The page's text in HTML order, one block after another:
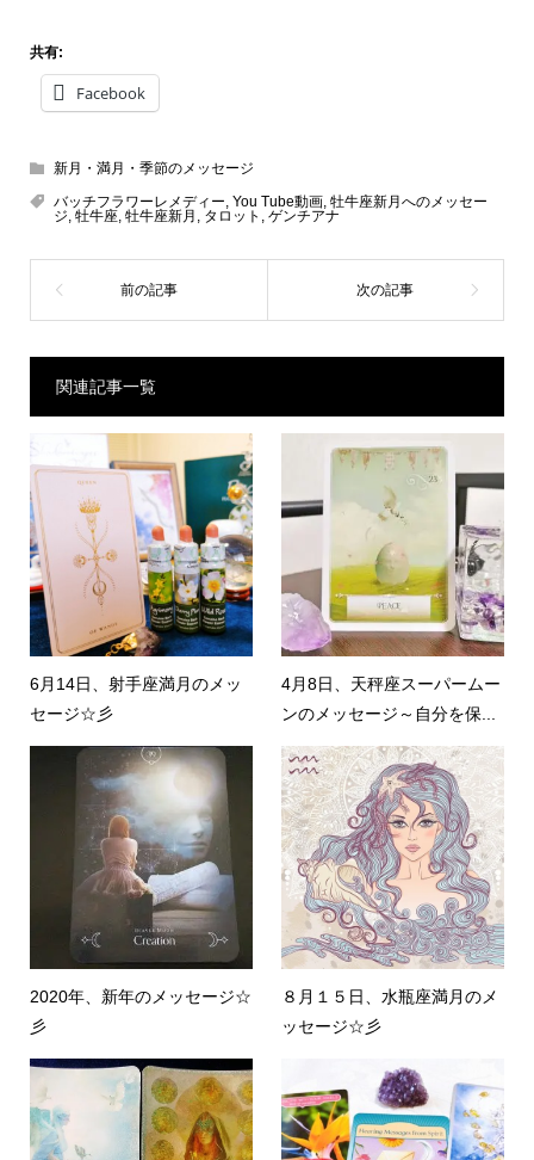
共有:
Facebook
新月・満月・季節のメッセージ
バッチフラワーレメディー, You Tube動画, 牡牛座新月へのメッセー
ジ, 牡牛座, 牡牛座新月 , タロット , ゲンチアナ
関連記事一覧
6月14日、射手座満月のメッ
セージ☆彡
4月8日、天秤座スーパームー
ンのメッセージ～自分を保...
2020年、新年のメッセージ☆
彡
８月１５日、水瓶座満月のメ
ッセージ☆彡